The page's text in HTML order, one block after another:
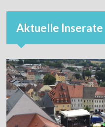
Aktuelle Inserate